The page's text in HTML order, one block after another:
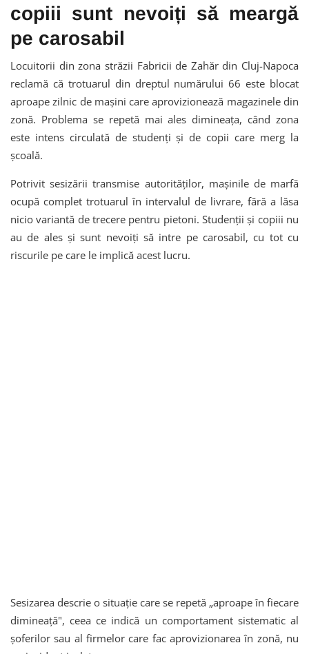
copiii sunt nevoiți să meargă
pe carosabil
Locuitorii din zona străzii Fabricii de Zahăr din Cluj-Napoca
reclamă că trotuarul din dreptul numărului 66 este blocat
aproape zilnic de mașini care aprovizionează magazinele din
zonă. Problema se repetă mai ales dimineața, când zona
este intens circulată de studenți și de copii care merg la
școală.
Potrivit sesizării transmise autorităților, mașinile de marfă
ocupă complet trotuarul în intervalul de livrare, fără a lăsa
nicio variantă de trecere pentru pietoni. Studenții și copiii nu
au de ales și sunt nevoiți să intre pe carosabil, cu tot cu
riscurile pe care le implică acest lucru.
Sesizarea descrie o situație care se repetă „aproape în fiecare
dimineață", ceea ce indică un comportament sistematic al
șoferilor sau al firmelor care fac aprovizionarea în zonă, nu